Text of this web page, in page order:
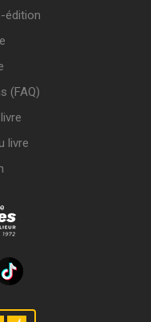
édition
(FAQ)
livre